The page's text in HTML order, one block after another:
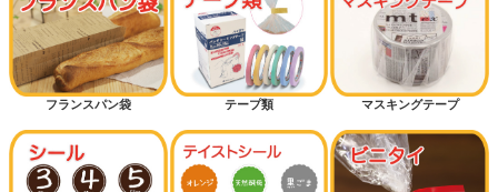
フランスパン袋 テープ類 マスキングテープ